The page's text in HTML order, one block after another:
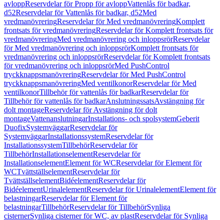
avloppReservdelar för Propp för avloppVattenlås för badkar,
d52Reservdelar för Vattenlås för badkar, d52Med
vredmanövreringReservdelar för Med vredmanövreringKomplett
frontsats för vredmanövreringReservdelar för Komplett frontsats för
vredmanövreringMed vredmanövrering och inloppsrörReservdelar
för Med vredmanövrering och inloppsrörKomplett frontsats för
vredmanövrering och inloppsrörReservdelar för Komplett frontsats
för vredmanövrering och inloppsrörMed PushControl
tryckknappsmanövreringReservdelar för Med PushControl
tryckknappsmanövreringMed ventilkonorReservdelar för Med
ventilkonorTillbehör för vattenlås för badkarReservdelar för
Tillbehör för vattenlås för badkarAnslutningssatsAvstängning för
dolt montageReservdelar för Avstängning för dolt
montageVattenanslutningarInstallations- och spolsystemGeberit
DuofixSystemväggarReservdelar för
SystemväggarInstallationssystemReservdelar för
InstallationssystemTillbehörReservdelar för
TillbehörInstallationselementReservdelar för
InstallationselementElement för WCReservdelar för Element för
WCTvättställselementReservdelar för
TvättställselementBidéelementReservdelar för
BidéelementUrinalelementReservdelar för UrinalelementElement för
belastningarReservdelar för Element för
belastningarTillbehörReservdelar för TillbehörSynliga
cisternerSynliga cisterner för WC, av plastReservdelar för Synliga